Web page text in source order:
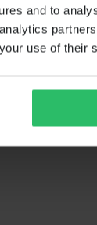
and to
use of their